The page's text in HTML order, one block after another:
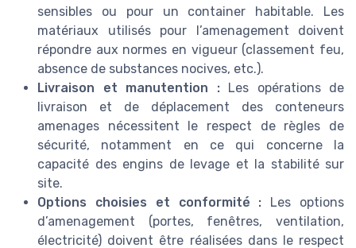
sensibles ou pour un container habitable. Les
matériaux utilisés pour l’amenagement doivent
répondre aux normes en vigueur (classement feu,
absence de substances nocives, etc.).
Livraison et manutention :Les opérations de
livraison et de déplacement des conteneurs
amenages nécessitent le respect de règles de
sécurité, notamment en ce qui concerne la
capacité des engins de levage et la stabilité sur
site.
Options choisies et conformité : Les options
d’amenagement (portes, fenêtres, ventilation,
électricité) doivent être réalisées dans le respect